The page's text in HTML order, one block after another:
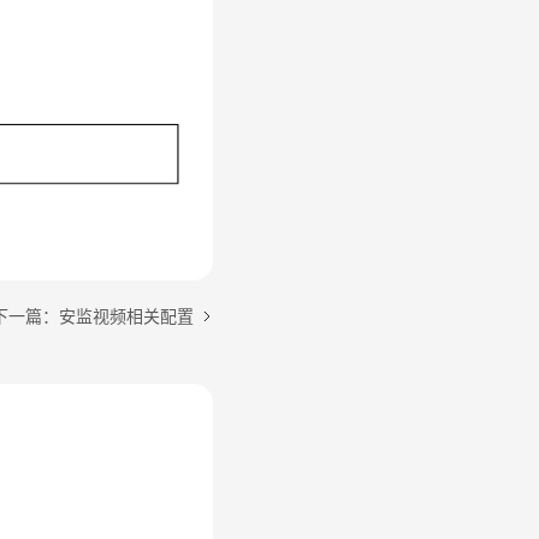
一篇：安监视频相关配置